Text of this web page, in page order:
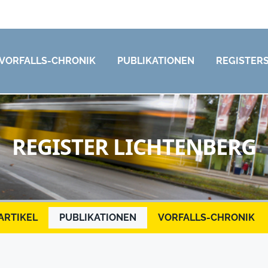
CHRONIK PUBLIKATIONEN
REGISTER LICHTENBERG
PUBLIKATIONEN VORFALLS-CHRONIK